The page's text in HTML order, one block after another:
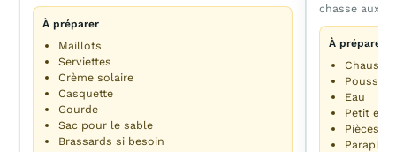
À préparer
Maillots
Serviettes
Crème solaire
Casquette
Gourde
Sac pour le sable
Brassards si besoin
chasse aux
À préparer
Eau
Petit en-
Pièces